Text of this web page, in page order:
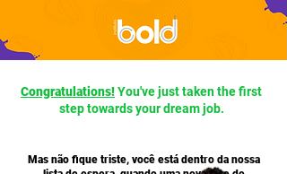
Congratulations!You've just taken the first
step towards your dream job.
Mas não fique triste, você está dentro da nossa